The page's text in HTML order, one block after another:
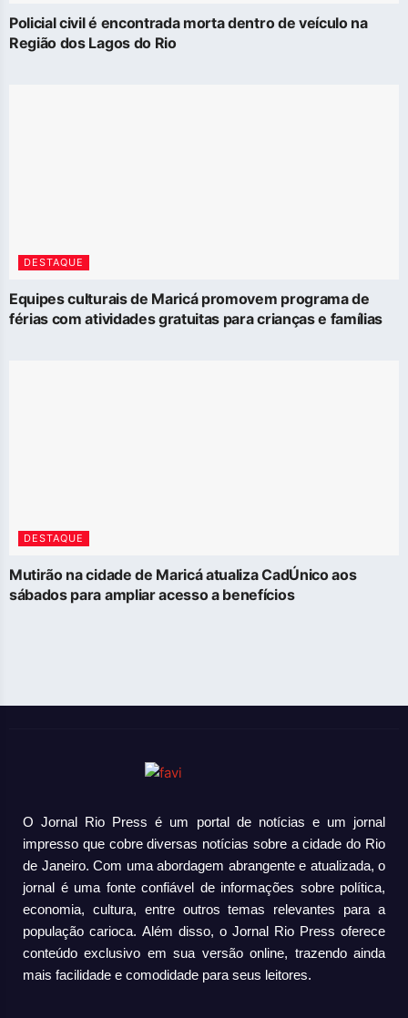
Policial civil é encontrada morta dentro de veículo na
Região dos Lagos do Rio
DESTAQUE
Equipes culturais de Maricá promovem programa de
férias com atividades gratuitas para crianças e famílias
DESTAQUE
Mutirão na cidade de Maricá atualiza CadÚnico aos
sábados para ampliar acesso a benefícios
O Jornal Rio Press é um portal de notícias e um jornal
impresso que cobre diversas notícias sobre a cidade do Rio
de Janeiro. Com uma abordagem abrangente e atualizada, o
jornal é uma fonte confiável de informações sobre política,
economia, cultura, entre outros temas relevantes para a
população carioca. Além disso, o Jornal Rio Press oferece
conteúdo exclusivo em sua versão online, trazendo ainda
mais facilidade e comodidade para seus leitores.